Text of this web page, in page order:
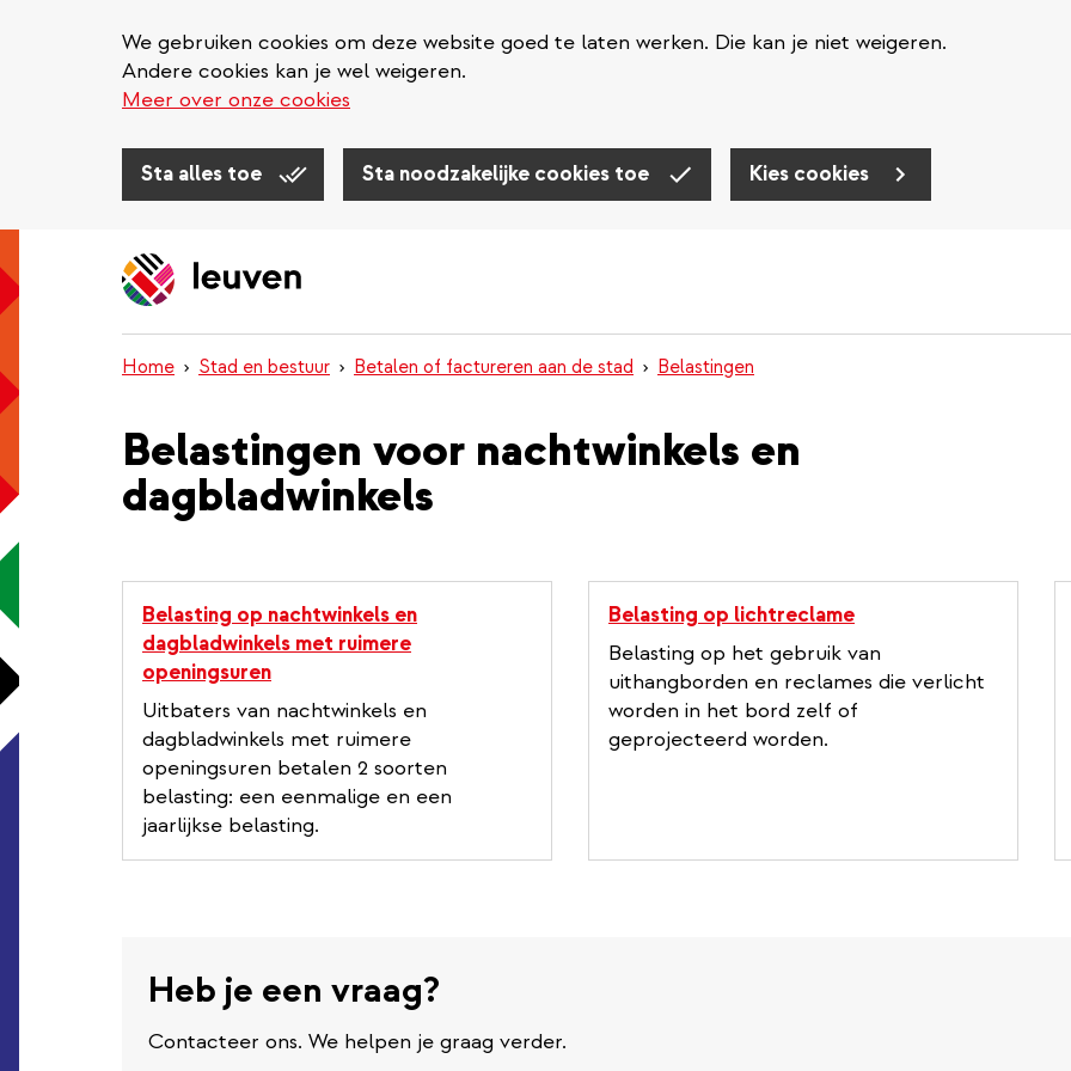
We gebruiken cookies om deze website goed te laten werken. Die kan je niet weigeren.
Andere cookies kan je wel weigeren.
Meer over onze cookies
Sta alles toe Sta noodzakelijke cookies toe Kies cookies
Home Stad en bestuur Betalen of factureren aan de stad Belastingen
Belastingen voor nachtwinkels en
dagbladwinkels
Belasting op nachtwinkels en
dagbladwinkels met ruimere
openingsuren
Uitbaters van nachtwinkels en
dagbladwinkels met ruimere
openingsuren betalen 2 soorten
belasting: een eenmalige en een
jaarlijkse belasting.
Belasting op lichtreclame
Belasting op het gebruik van
uithangborden en reclames die verlicht
worden in het bord zelf of
geprojecteerd worden.
Heb je een vraag?
Contacteer ons. We helpen je graag verder.